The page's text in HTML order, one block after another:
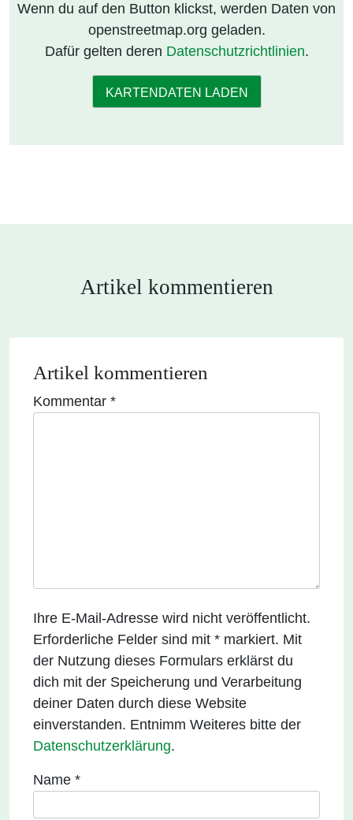
Wenn du auf den Button klickst, werden Daten von
openstreetmap.org geladen.
Dafür gelten deren Datenschutzrichtlinien.
KARTENDATEN LADEN
Artikel kommentieren
Artikel kommentieren
Kommentar *
Ihre E-Mail-Adresse wird nicht veröffentlicht.
Erforderliche Felder sind mit * markiert. Mit
der Nutzung dieses Formulars erklärst du
dich mit der Speicherung und Verarbeitung
deiner Daten durch diese Website
einverstanden. Entnimm Weiteres bitte der
Datenschutzerklärung.
Name *